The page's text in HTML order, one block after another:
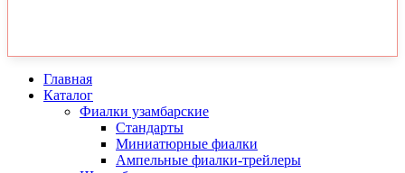
Главная
Каталог
Фиалки узамбарские
Стандарты
Миниатюрные фиалки
Ампельные фиалки-трейлеры